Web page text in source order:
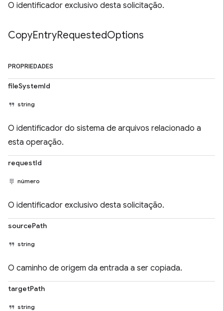
O identificador exclusivo desta solicitação.
CopyEntryRequestedOptions
PROPRIEDADES
fileSystemId
string
O identificador do sistema de arquivos relacionado a
esta operação.
requestId
número
O identificador exclusivo desta solicitação.
sourcePath
string
O caminho de origem da entrada a ser copiada.
targetPath
string